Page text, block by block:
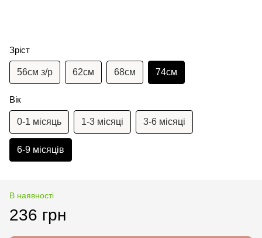
Зріст
56см з/р 62см 68см 74см
Вік
0-1 місяць 1-3 місяці 3-6 місяці
6-9 місяців
В наявності
236 грн